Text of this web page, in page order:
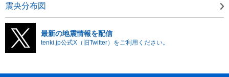
震央分布図
最新の地震情報を配信
tenki.jp公式X（旧Twitter）をご利用ください。